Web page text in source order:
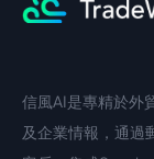
中文入口
信風AI是專精於外
及企業情報，通